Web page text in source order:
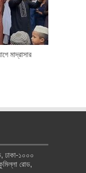
মাদ্রাসার
ঢাকা-১০০০
রোড,